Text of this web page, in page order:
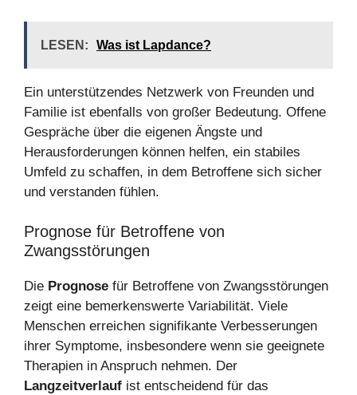
LESEN: Was ist Lapdance?
Ein unterstützendes Netzwerk von Freunden und
Familie ist ebenfalls von großer Bedeutung. Offene
Gespräche über die eigenen Ängste und
Herausforderungen können helfen, ein stabiles
Umfeld zu schaffen, in dem Betroffene sich sicher
und verstanden fühlen.
Prognose für Betroffene von
Zwangsstörungen
Die Prognose für Betroffene von Zwangsstörungen
zeigt eine bemerkenswerte Variabilität. Viele
Menschen erreichen signifikante Verbesserungen
ihrer Symptome, insbesondere wenn sie geeignete
Therapien in Anspruch nehmen. Der
Langzeitverlauf ist entscheidend für das